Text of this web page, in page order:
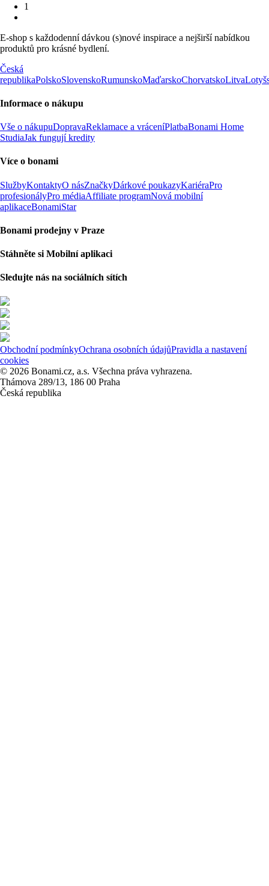
1
E-shop s každodenní dávkou (s)nové inspirace a nejširší nabídkou
produktů pro krásné bydlení.
Česká
republikaPolskoSlovenskoRumunskoMaďarskoChorvatskoLitva
Informace o nákupu
Vše o nákupuDopravaReklamace a vráceníPlatbaBonami Home
StudiaJak fungují kredity
Více o bonami
SlužbyKontaktyO násZnačkyDárkové poukazyKariéraPro
profesionályPro médiaAffiliate programNová mobilní
aplikaceBonamiStar
Bonami prodejny v Praze
Stáhněte si Mobilní aplikaci
Sledujte nás na sociálních sítích
Obchodní podmínkyOchrana osobních údajůPravidla a nastavení
cookies
© 2026 Bonami.cz, a.s. Všechna práva vyhrazena.
Thámova 289/13, 186 00 Praha
Česká republika